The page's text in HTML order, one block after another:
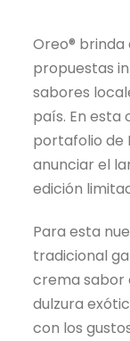
Oreo® brinda
propuestas
sabores
país. En esta
portafolio de
anunciar el
edición
Para esta
tradicional
crema sabor
dulzura
con los